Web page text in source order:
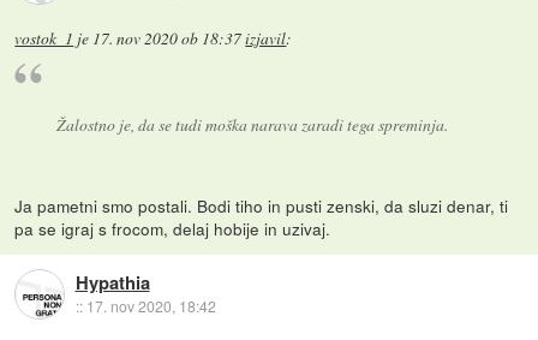
vostok_1 je 17. nov 2020 ob 18:37izjavil:
Žalostno je, da se tudi moška narava zaradi tega spreminja.
Ja pametni smo postali. Bodi tiho in pusti zenski, da sluzi denar, ti
pa se igraj s frocom, delaj hobije in uzivaj.
Hypathia
:: 17. nov 2020, 18:42